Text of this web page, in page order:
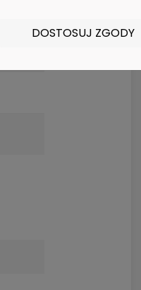
DOSTOSUJ ZGODY